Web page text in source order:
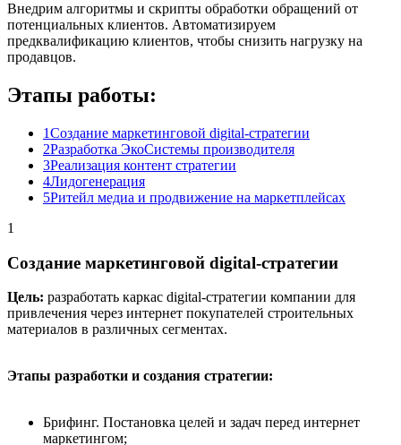
Внедрим алгоритмы и скрипты обработки обращений от
потенциальных клиентов. Автоматизируем
предквалификацию клиентов, чтобы снизить нагрузку на
продавцов.
Этапы работы:
1Создание маркетинговой digital-стратегии
2Разработка ЭкоСистемы производителя
3Реализация контент стратегии
4Лидогенерация
5Ритейл медиа и продвижение на маркетплейсах
1
Создание маркетинговой digital-стратегии
Цель: разработать каркас digital-стратегии компании для
привлечения через интернет покупателей строительных
материалов в различных сегментах.
Этапы разработки и создания стратегии:
Брифинг. Постановка целей и задач перед интернет
маркетингом;